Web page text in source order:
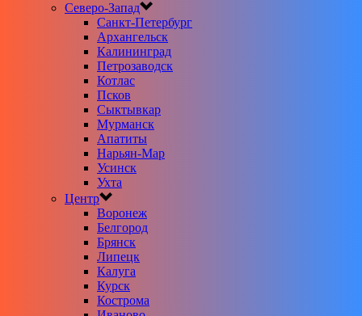
Северо-Запад
Санкт-Петербург
Архангельск
Калининград
Петрозаводск
Котлас
Псков
Сыктывкар
Мурманск
Апатиты
Нарьян-Мар
Усинск
Ухта
Центр
Воронеж
Белгород
Брянск
Липецк
Калуга
Курск
Кострома